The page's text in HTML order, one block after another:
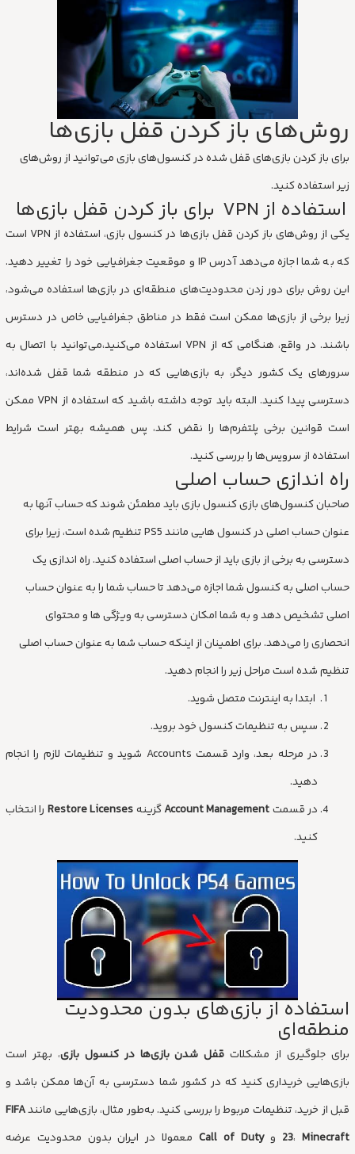
روش‌های باز کردن قفل بازی‌ها
برای باز کردن بازی‌های قفل شده در کنسول‌های بازی می‌توانید از روش‌های
زیر استفاده کنید.
استفاده از VPN برای باز کردن قفل بازی‌ها
یکی از روش‌های باز کردن قفل بازی‌ها در کنسول بازی، استفاده از VPN است
که به شما اجازه می‌دهد آدرس IP و موقعیت جغرافیایی خود را تغییر دهید.
این روش برای دور زدن محدودیت‌های منطقه‌ای در بازی‌ها استفاده می‌شود،
زیرا برخی از بازی‌ها ممکن است فقط در مناطق جغرافیایی خاص در دسترس
باشند. در واقع، هنگامی که از VPN استفاده می‌کنید،می‌توانید با اتصال به
سرورهای یک کشور دیگر، به بازی‌هایی که در منطقه شما قفل شده‌اند،
دسترسی پیدا کنید. البته باید توجه داشته باشید که استفاده از VPN ممکن
است قوانین برخی پلتفرم‌ها را نقض کند، پس همیشه بهتر است شرایط
استفاده از سرویس‌ها را بررسی کنید.
راه اندازی حساب اصلی
صاحبان کنسول‌های بازی کنسول بازی باید مطمئن شوند که حساب آنها به
عنوان حساب اصلی در کنسول هایی مانند PS5 تنظیم شده است، زیرا برای
دسترسی به برخی از بازی باید از حساب اصلی استفاده کنید. راه اندازی یک
حساب اصلی به کنسول شما اجازه می‌دهد تا حساب شما را به عنوان حساب
اصلی تشخیص دهد و به شما امکان دسترسی به ویژگی ها و محتوای
انحصاری را می‌دهد. برای اطمینان از اینکه حساب شما به عنوان حساب اصلی
تنظیم شده است مراحل زیر را انجام دهید.
ابتدا به اینترنت متصل شوید.
سپس به تنظیمات کنسول خود بروید.
در مرحله‌ بعد، وارد قسمت Accounts شوید و تنظیمات لازم را انجام
دهید.
در قسمتAccount Managementگزینه Restore Licenses را انتخاب
کنید.
استفاده از بازی‌های بدون محدودیت
منطقه‌ای
برای جلوگیری از مشکلات قفل شدن بازی‌ها در کنسول بازی، بهتر است
بازی‌هایی خریداری کنید که در کشور شما دسترسی به آن‌ها ممکن باشد و
قبل از خرید، تنظیمات مربوط را بررسی کنید. به‌طور مثال، بازی‌هایی مانندFIFA
23،Minecraft وCall of Duty معمولا در ایران بدون محدودیت عرضه